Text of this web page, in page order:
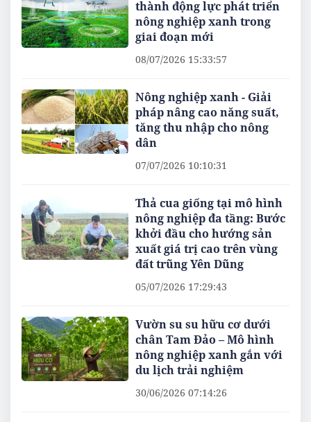
thành động lực phát triển
nông nghiệp xanh trong
giai đoạn mới
08/07/2026 15:33:57
Nông nghiệp xanh - Giải
pháp nâng cao năng suất,
tăng thu nhập cho nông
dân
07/07/2026 10:10:31
Thả cua giống tại mô hình
nông nghiệp đa tầng: Bước
khởi đầu cho hướng sản
xuất giá trị cao trên vùng
đất trũng Yên Dũng
05/07/2026 17:29:43
Vườn su su hữu cơ dưới
chân Tam Đảo – Mô hình
nông nghiệp xanh gắn với
du lịch trải nghiệm
30/06/2026 07:14:26